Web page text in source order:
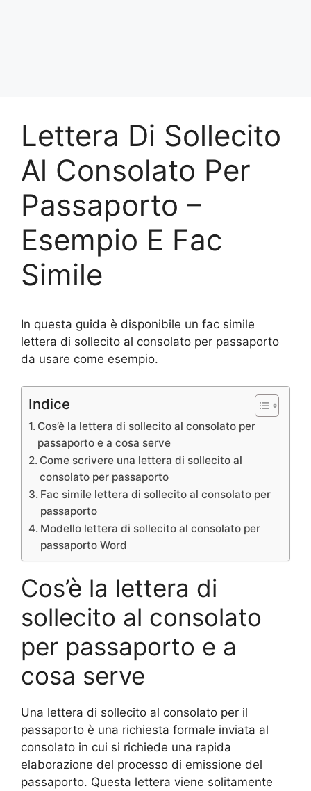
Lettera Di Sollecito
Al Consolato Per
Passaporto –
Esempio E Fac
Simile
In questa guida è disponibile un fac simile
lettera di sollecito al consolato per passaporto
da usare come esempio.
Indice
Cos’è la lettera di sollecito al consolato per
passaporto e a cosa serve
Come scrivere una lettera di sollecito al
consolato per passaporto
Fac simile lettera di sollecito al consolato per
passaporto
Modello lettera di sollecito al consolato per
passaporto Word
Cos’è la lettera di
sollecito al consolato
per passaporto e a
cosa serve
Una lettera di sollecito al consolato per il
passaporto è una richiesta formale inviata al
consolato in cui si richiede una rapida
elaborazione del processo di emissione del
passaporto. Questa lettera viene solitamente